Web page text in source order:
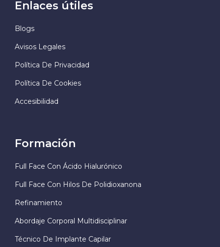
Enlaces útiles
Blogs
Avisos Legales
Política De Privacidad
Política De Cookies
Accesibilidad
Formación
Full Face Con Ácido Hialurónico
Full Face Con Hilos De Polidioxanona
Refinamiento
Abordaje Corporal Multidisciplinar
Técnico De Implante Capilar